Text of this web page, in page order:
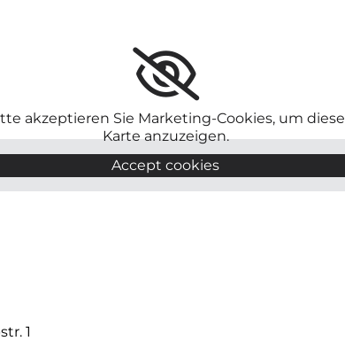
akzeptieren Sie Marketing-Cookies, um diese
Karte anzuzeigen.
Accept cookies
1